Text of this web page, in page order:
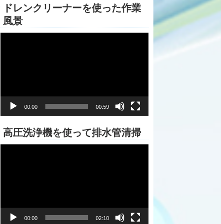
ドレンクリーナーを使った作業
風景
ー
00:00 00:59
高圧洗浄機を使って排水管清掃
00:00 02:10